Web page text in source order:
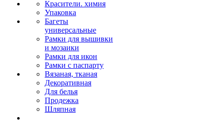
Красители. химия
Упаковка
Багеты
универсальные
Рамки для вышивки
и мозаики
Рамки для икон
Рамки с паспарту
Вязаная, тканая
Декоративная
Для белья
Продежка
Шляпная